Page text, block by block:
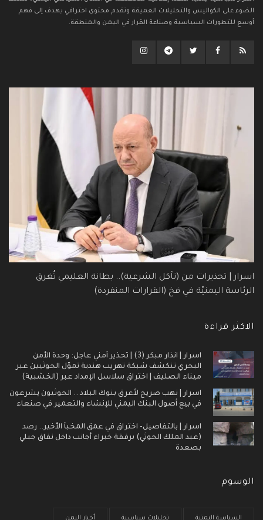
الضوء على الكواليس والتحليلات العميقة وتقدم محتوى احترافي يهدف إلى فهم
أوسع للتطورات السياسية وصناعة القرار في اليمن والمنطقة.
اسرار | تحذيرات من (تآكل الشرعية).. بطانة العليمي تُغرق
الرئاسة اليمنيّة في فخ (القرارات المنفردة)
الاكثر قراءة
اسرار | انذار مبكر (3) | تحذير أمني عاجل: وحدة الأمن
البحري تنكشف شبكة تهريب هندية تموّل الحوثيين عبر
ميناء الصليف | اختراق سلاسل الإمداد عبر (الخشبية)
اسرار | نهب صريح لأعرق بنوك البلاد .. الحوثيون يشرعون
في بيع أصول البنك اليمني للإنشاء والتعمير في صنعاء
اسرار | بالتفاصيل- اختراق في عمق المخبأ الأخير.. رصد
(عبد الملك الحوثي) برفقة خبراء أجانب داخل نفاق جبلي
بصعدة
الوسوم
السياسة اليمنية تحليلات سياسية أخبار اليمن